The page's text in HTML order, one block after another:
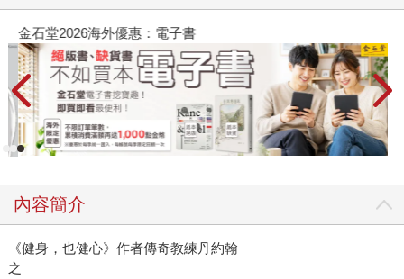
金石堂2026海外優惠：電子書
內容簡介
《健身，也健心》作者傳奇教練丹約翰
之